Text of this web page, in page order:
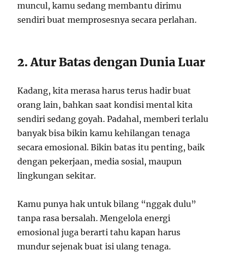
muncul, kamu sedang membantu dirimu
sendiri buat memprosesnya secara perlahan.
2. Atur Batas dengan Dunia Luar
Kadang, kita merasa harus terus hadir buat
orang lain, bahkan saat kondisi mental kita
sendiri sedang goyah. Padahal, memberi terlalu
banyak bisa bikin kamu kehilangan tenaga
secara emosional. Bikin batas itu penting, baik
dengan pekerjaan, media sosial, maupun
lingkungan sekitar.
Kamu punya hak untuk bilang “nggak dulu”
tanpa rasa bersalah. Mengelola energi
emosional juga berarti tahu kapan harus
mundur sejenak buat isi ulang tenaga.